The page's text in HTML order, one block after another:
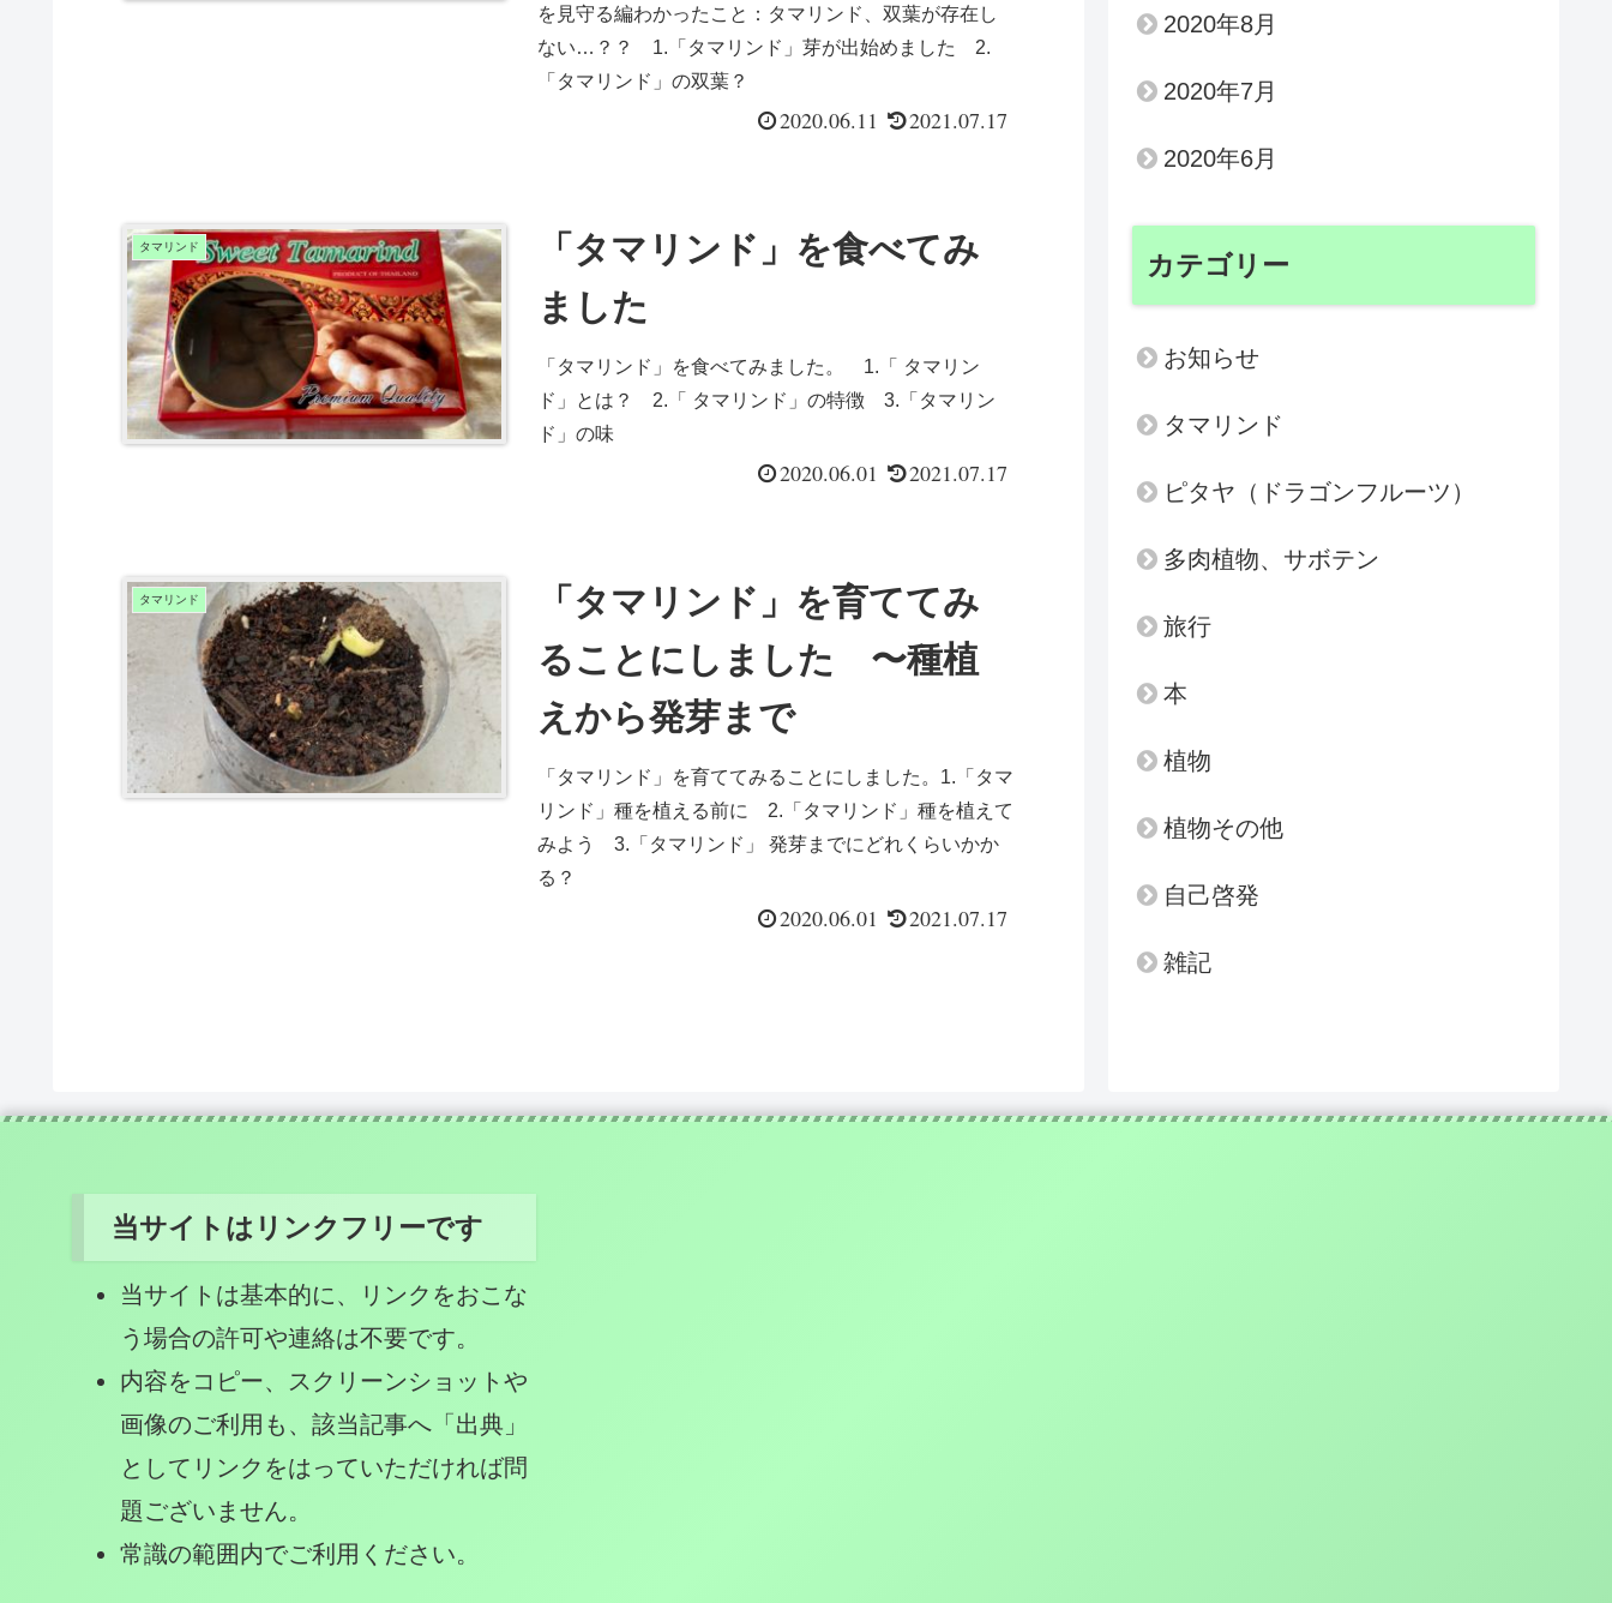
を見守る編わかったこと：タマリンド、双葉が存在し
ない…？？ 1.「タマリンド」芽が出始めました 2.
「タマリンド」の双葉？
2020.06.11 2021.07.17
タマリンド
「タマリンド」を食べてみ
ました
「タマリンド」を食べてみました。 1.「 タマリン
ド」とは？ 2.「 タマリンド」の特徴 3.「タマリン
ド」の味
2020.06.01 2021.07.17
タマリンド
「タマリンド」を育ててみ
ることにしました 〜種植
えから発芽まで
「タマリンド」を育ててみることにしました。1.「タマ
リンド」種を植える前に 2.「タマリンド」種を植えて
みよう 3.「タマリンド」 発芽までにどれくらいかか
る？
2020.06.01 2021.07.17
2020年8月
2020年7月
2020年6月
カテゴリー
お知らせ
タマリンド
ピタヤ（ドラゴンフルーツ）
多肉植物、サボテン
旅行
本
植物
植物その他
自己啓発
雑記
当サイトはリンクフリーです
当サイトは基本的に、リンクをおこな
う場合の許可や連絡は不要です。
内容をコピー、スクリーンショットや
画像のご利用も、該当記事へ「出典」
としてリンクをはっていただければ問
題ございません。
常識の範囲内でご利用ください。